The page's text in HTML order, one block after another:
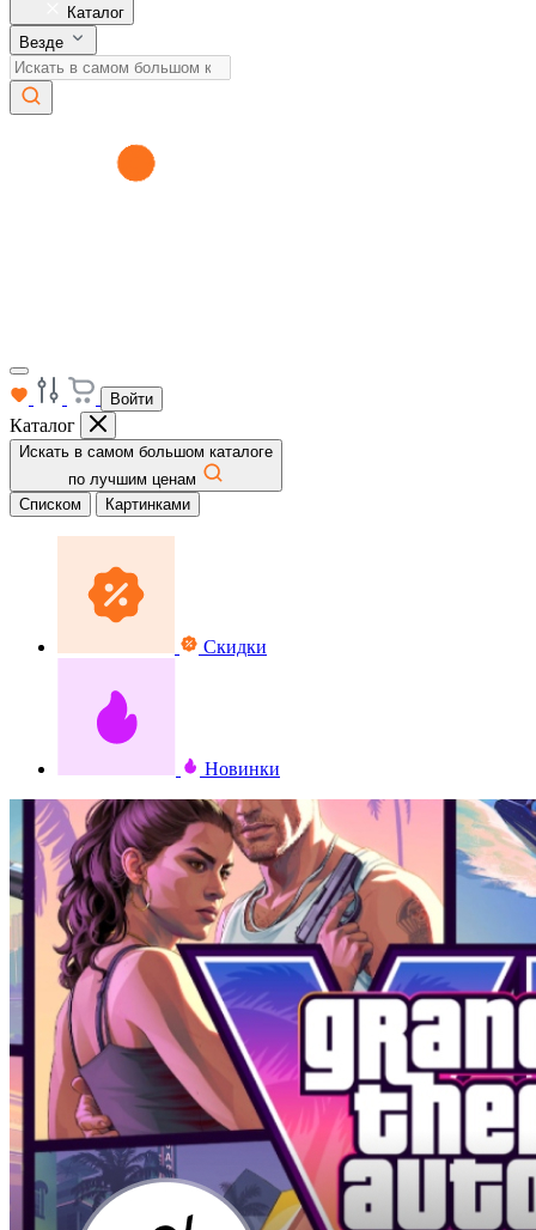
Каталог
Везде
Войти
Каталог
Искать в самом большом каталоге
по лучшим ценам
Списком
Картинками
Скидки
Новинки